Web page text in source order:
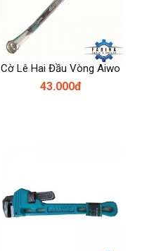
Cờ Lê Hai Đầu Vòng Aiwo
43.000đ